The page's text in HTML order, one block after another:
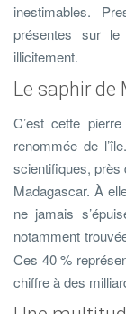
inestimables.
présentes sur
illicitement.
Le saphir de
C’est cette
renommée de
scientifiques, près
Madagascar. À
ne jamais
notamment
Ces 40 %
chiffre à des